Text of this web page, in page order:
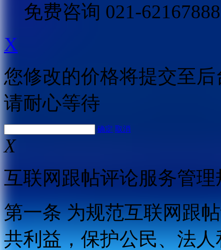
免费咨询 021-62167888
X
您修改的价格将提交至
请耐心等待
确定 取消
X
互联网跟帖评论服务管理
第一条 为规范互联网跟
共利益，保护公民、法